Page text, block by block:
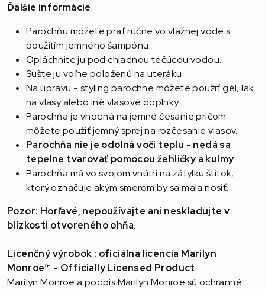
Ďalšie informácie:
Parochňu môžete prať ručne vo vlažnej vode s
použitím jemného šampónu.
Opláchnite ju pod chladnou tečúcou vodou.
Sušte ju voľne položenú na uteráku.
Na úpravu - styling parochne môžete použiť gél, lak
na vlasy alebo iné vlasové doplnky.
Parochňa je vhodná na jemné česanie pričom
môžete použiť jemný sprej na rozčesanie vlasov.
Parochňa nie je odolná voči teplu - nedá sa
tepelne tvarovať pomocou žehličky a kulmy.
Parochňa má vo svojom vnútri na zátylku štítok,
ktorý označuje akým smerom by sa mala nosiť.
Pozor: Horľavé, nepoužívajte ani neskladujte v
blízkosti otvoreného ohňa.
Licenčný výrobok : oficiálna licencia Marilyn
Monroe™ - Officially Licensed Product
Marilyn Monroe a podpis Marilyn Monroe sú ochranné